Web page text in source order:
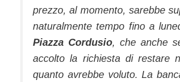
prezzo, al momento, sarebbe
naturalmente tempo fino a
Piazza Cordusio, che anche
accolto la richiesta di restare
quanto avrebbe voluto. La